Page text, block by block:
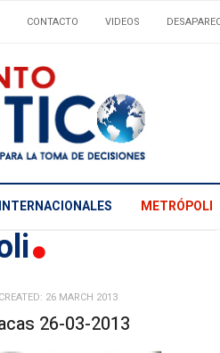
CONTACTO VIDEOS
INTERNACIONALES METRÓPOLI
CREATED: 26 MARCH 2013
26-03-2013